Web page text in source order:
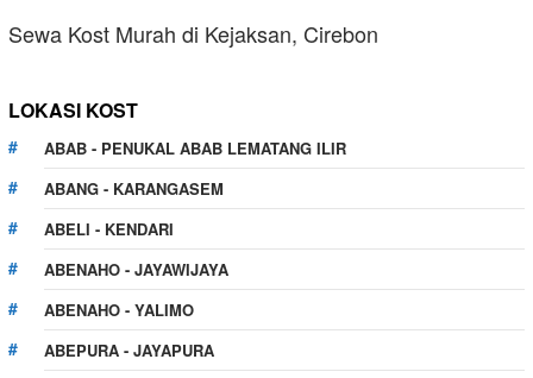
Sewa Kost Murah di Kejaksan, Cirebon
LOKASI KOST
ABAB - PENUKAL ABAB LEMATANG ILIR
ABANG - KARANGASEM
ABELI - KENDARI
ABENAHO - JAYAWIJAYA
ABENAHO - YALIMO
ABEPURA - JAYAPURA